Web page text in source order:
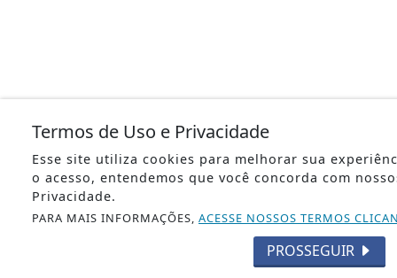
Termos de Uso e Privacidade
Esse site utiliza cookies para melhorar sua
o acesso, entendemos que você concorda com
Privacidade.
PARA MAIS INFORMAÇÕES, ACESSE NOSSOS TERMOS
PROSSEGUIR